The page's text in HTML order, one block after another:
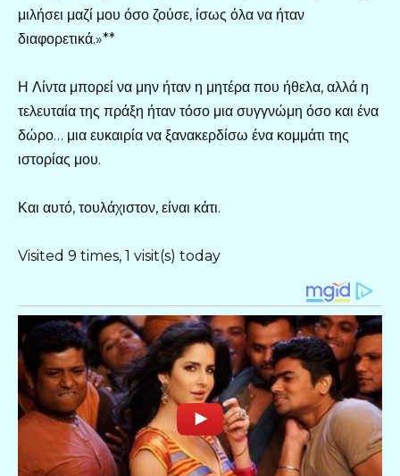
μιλήσει μαζί μου όσο ζούσε, ίσως όλα να ήταν
διαφορετικά.»**
Η Λίντα μπορεί να μην ήταν η μητέρα που ήθελα, αλλά η
τελευταία της πράξη ήταν τόσο μια συγγνώμη όσο και ένα
δώρο… μια ευκαιρία να ξανακερδίσω ένα κομμάτι της
ιστορίας μου.
Και αυτό, τουλάχιστον, είναι κάτι.
Visited 9 times, 1 visit(s) today